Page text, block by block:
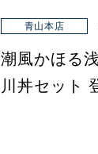
青山本店
潮風かほる
川丼セット